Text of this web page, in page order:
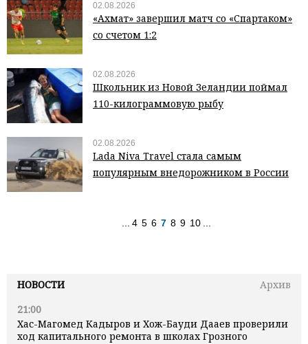
НОВОСТИ
Архив
21:00
Хас-Магомед Кадыров и Хож-Бауди Дааев проверили
ход капитального ремонта в школах Грозного
02.08.2026
«Ахмат» завершил матч со «Спартаком»
со счетом 1:2
02.08.2026
Школьник из Новой Зеландии поймал
110-килограммовую рыбу
02.08.2026
Lada Niva Travel стала самым
популярным внедорожником в России
... 4 5 6 7 8 9 10 ...